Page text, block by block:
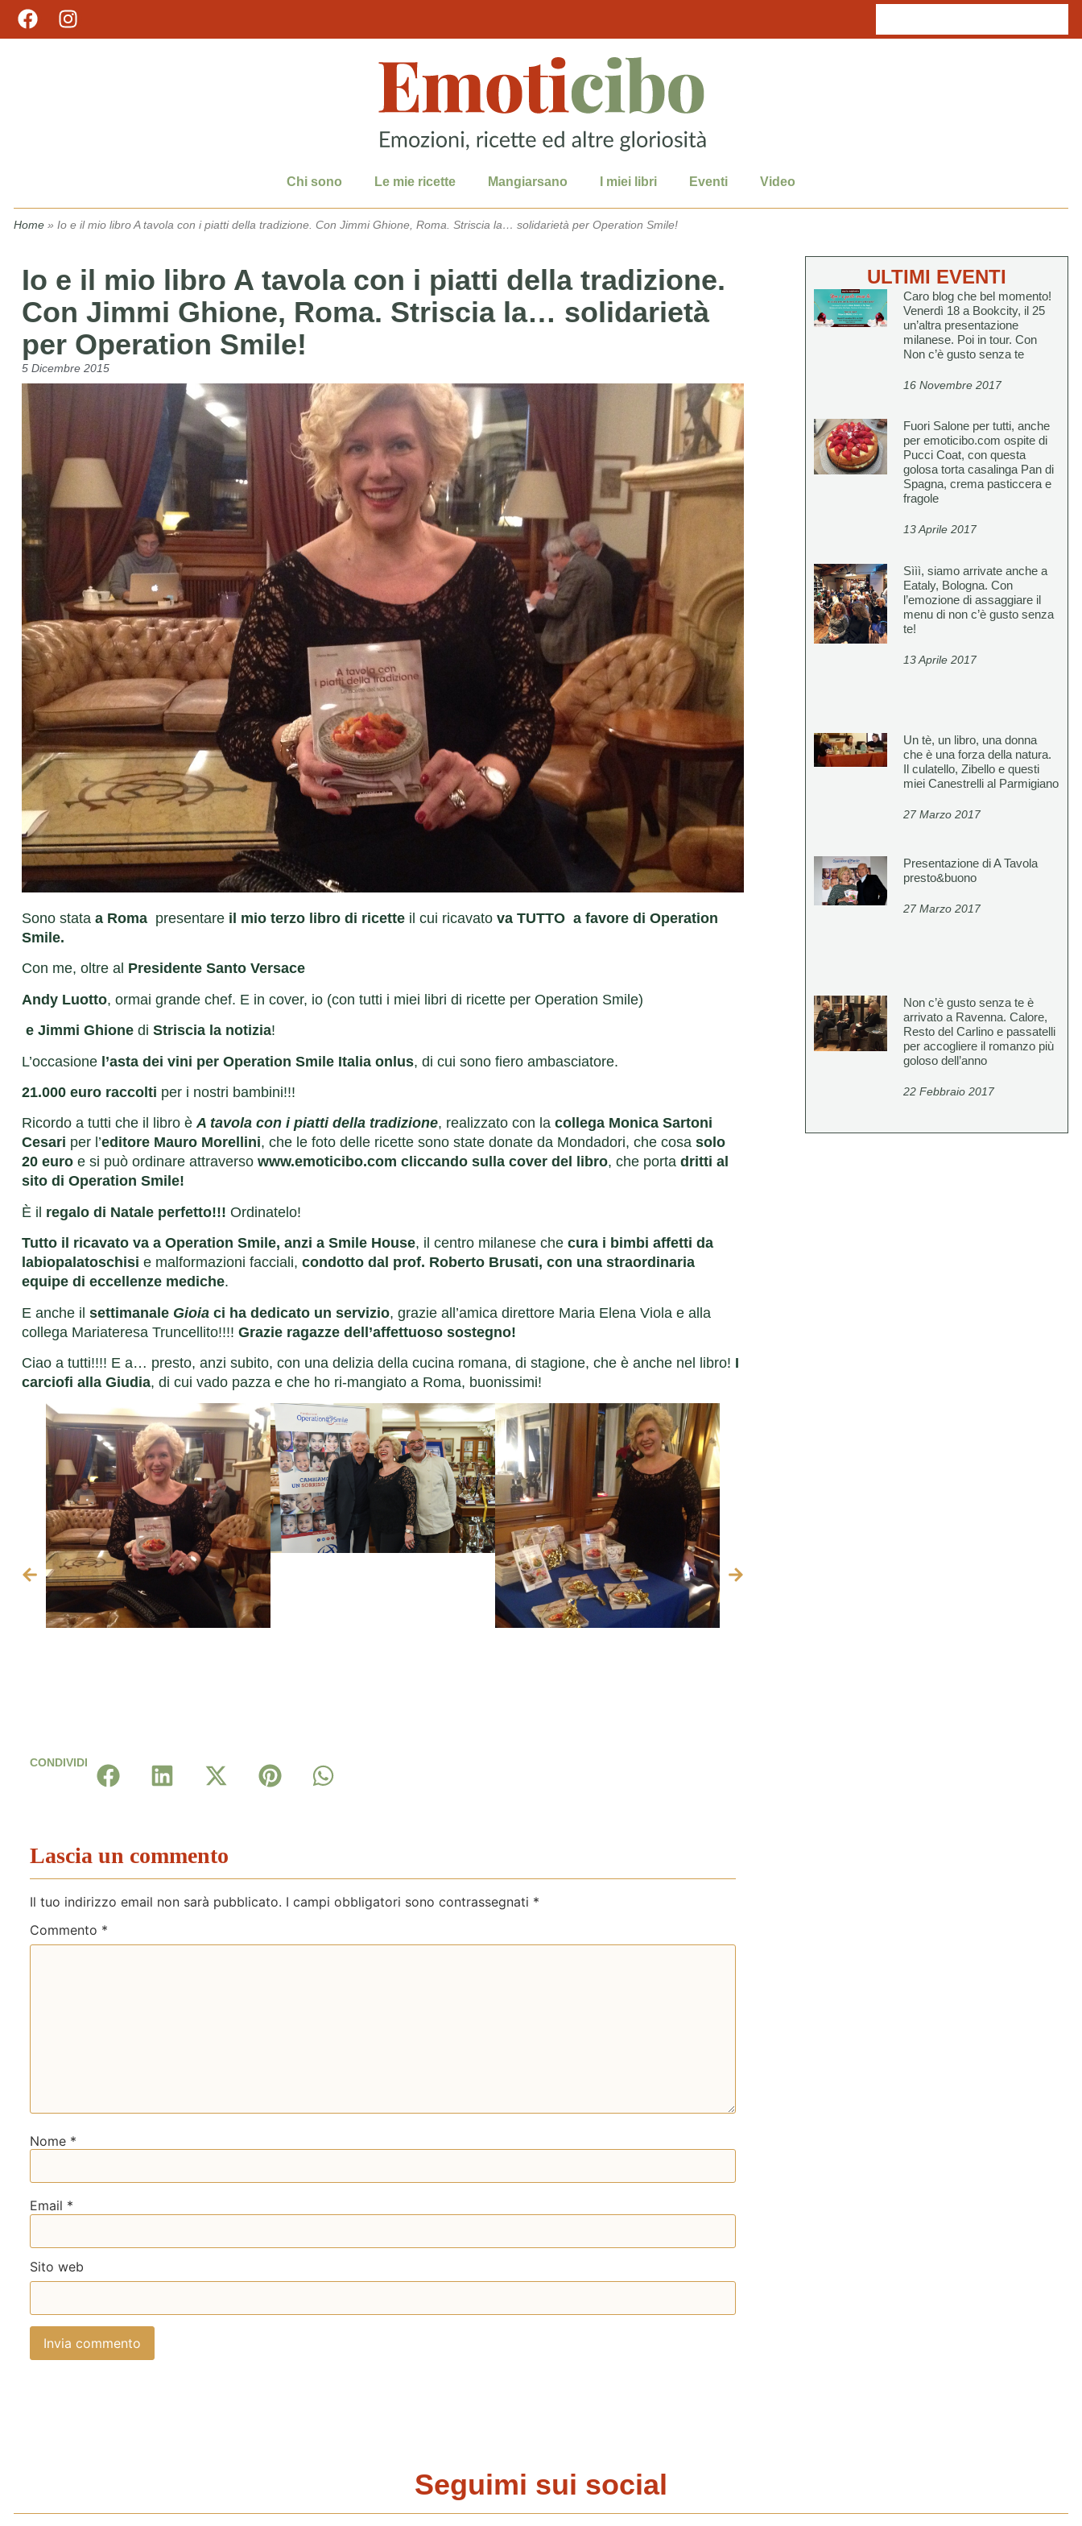
Chi sono Le mie ricette Mangiarsano I miei libri Eventi Video
Home » Io e il mio libro A tavola con i piatti della tradizione. Con Jimmi Ghione, Roma. Striscia la… solidarietà per Operation Smile!
Io e il mio libro A tavola con i piatti della tradizione.
Con Jimmi Ghione, Roma. Striscia la… solidarietà
per Operation Smile!
5 Dicembre 2015
Sono stata a Roma presentare il mio terzo libro di ricette il cui ricavato va TUTTO a favore di Operation
Smile.
Con me, oltre al Presidente Santo Versace
Andy Luotto, ormai grande chef. E in cover, io (con tutti i miei libri di ricette per Operation Smile)
e Jimmi Ghione di Striscia la notizia!
L’occasione l’asta dei vini per Operation Smile Italia onlus, di cui sono fiero ambasciatore.
21.000 euro raccolti per i nostri bambini!!!
Ricordo a tutti che il libro èA tavola con i piatti della tradizione, realizzato con la collega Monica Sartoni
Cesari per l’editore Mauro Morellini, che le foto delle ricette sono state donate da Mondadori, che cosa solo
20 euro e si può ordinare attraverso www.emoticibo.com cliccando sulla cover del libro, che porta dritti al
sito di Operation Smile!
È il regalo di Natale perfetto!!! Ordinatelo!
Tutto il ricavato va a Operation Smile, anzi a Smile House, il centro milanese che cura i bimbi affetti da
labiopalatoschisi e malformazioni facciali, condotto dal prof. Roberto Brusati, con una straordinaria
equipe di eccellenze mediche.
E anche il settimanale Gioia ci ha dedicato un servizio, grazie all’amica direttore Maria Elena Viola e alla
collega Mariateresa Truncellito!!!! Grazie ragazze dell’affettuoso sostegno!
Ciao a tutti!!!! E a… presto, anzi subito, con una delizia della cucina romana, di stagione, che è anche nel libro! I
carciofi alla Giudia, di cui vado pazza e che ho ri-mangiato a Roma, buonissimi!
CONDIVIDI
Lascia un commento
Il tuo indirizzo email non sarà pubblicato. I campi obbligatori sono contrassegnati *
Commento *
Nome *
Email *
Sito web
ULTIMI EVENTI
Caro blog che bel momento!
Venerdì 18 a Bookcity, il 25
un’altra presentazione
milanese. Poi in tour. Con
Non c’è gusto senza te
16 Novembre 2017
Fuori Salone per tutti, anche
per emoticibo.com ospite di
Pucci Coat, con questa
golosa torta casalinga Pan di
Spagna, crema pasticcera e
fragole
13 Aprile 2017
Sììì, siamo arrivate anche a
Eataly, Bologna. Con
l’emozione di assaggiare il
menu di non c’è gusto senza
te!
13 Aprile 2017
Un tè, un libro, una donna
che è una forza della natura.
Il culatello, Zibello e questi
miei Canestrelli al Parmigiano
27 Marzo 2017
Presentazione di A Tavola
presto&buono
27 Marzo 2017
Non c’è gusto senza te è
arrivato a Ravenna. Calore,
Resto del Carlino e passatelli
per accogliere il romanzo più
goloso dell’anno
22 Febbraio 2017
Seguimi sui social